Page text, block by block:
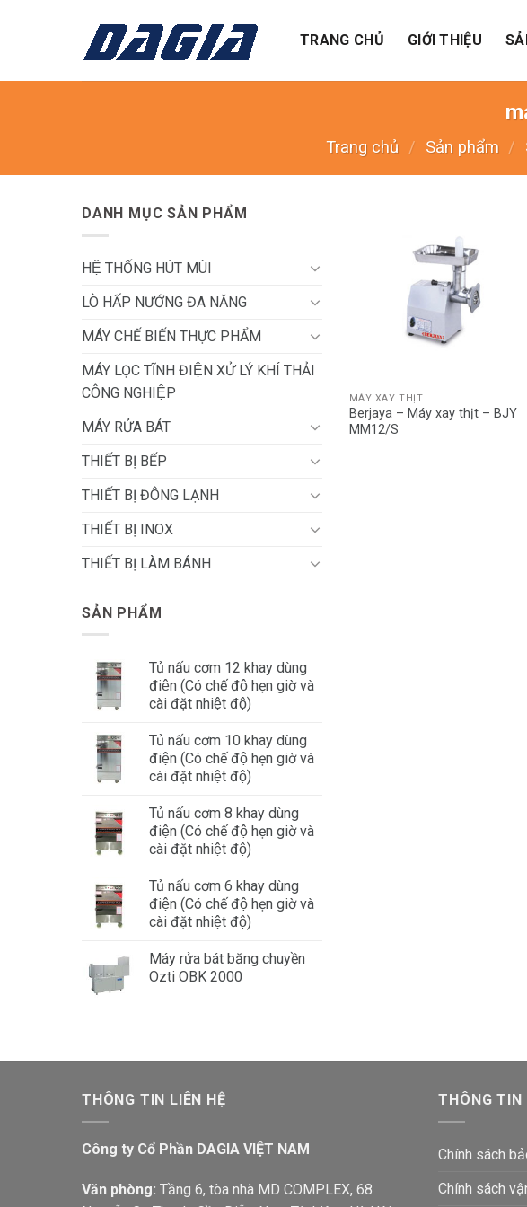
TRANG CHỦ GIỚI THIỆU
Trang chủ / Sản phẩm /
DANH MỤC SẢN PHẨM
HỆ THỐNG HÚT MÙI
LÒ HẤP NƯỚNG ĐA NĂNG
MÁY CHẾ BIẾN THỰC PHẨM
MÁY LỌC TĨNH ĐIỆN XỬ LÝ KHÍ THẢI
CÔNG NGHIỆP
MÁY RỬA BÁT
THIẾT BỊ BẾP
THIẾT BỊ ĐÔNG LẠNH
THIẾT BỊ INOX
THIẾT BỊ LÀM BÁNH
SẢN PHẨM
Tủ nấu cơm 12 khay dùng
điện (Có chế độ hẹn giờ và
cài đặt nhiệt độ)
Tủ nấu cơm 10 khay dùng
điện (Có chế độ hẹn giờ và
cài đặt nhiệt độ)
Tủ nấu cơm 8 khay dùng
điện (Có chế độ hẹn giờ và
cài đặt nhiệt độ)
Tủ nấu cơm 6 khay dùng
điện (Có chế độ hẹn giờ và
cài đặt nhiệt độ)
Máy rửa bát băng chuyền
Ozti OBK 2000
MÁY XAY THỊT
Berjaya – Máy xay thịt – BJY
MM12/S
THÔNG TIN LIÊN HỆ
Công ty Cổ Phần DAGIA VIỆT NAM
Văn phòng: Tầng 6, tòa nhà MD COMPLEX, 68
THÔNG TIN
Chính sách
Chính sách